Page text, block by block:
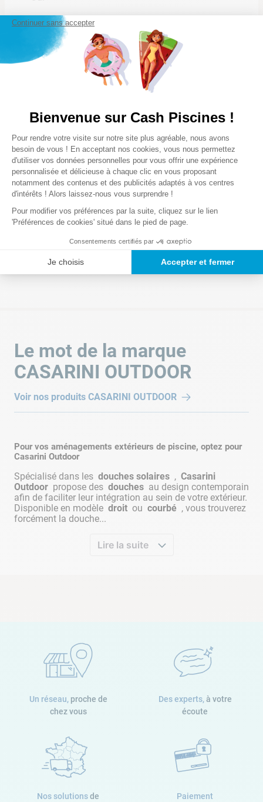
Lire la suite
Mitigeur
Non
Les plus
Rince pied est incorporé
Kit Fixation
Pommeau de douche orientable Robinet
mitigeur Rince-pieds Kit fixation
Notre satisfaction, la votre
Avis clients
Chargement de la synthèse…
Veuillez vous connecter pour écrire un avis.
Le plus récent
Chargement des avis…
Le mot de la marque
CASARINI OUTDOOR
Voir nos produits CASARINI OUTDOOR
Pour vos aménagements extérieurs de piscine, optez pour
Casarini Outdoor
Spécialisé dans les douches solaires , Casarini
Outdoor propose des douches au design contemporain
afin de faciliter leur intégration au sein de votre extérieur.
Disponible en modèle droit ou courbé , vous trouverez
forcément la douche...
Lire la suite
Un réseau, proche de
chez vous
Des experts, à votre
écoute
Nos solutionsde
Paiement
Continuer sans accepter
Bienvenue sur Cash Piscines !
Plateforme de Gestion du
Pour rendre votre visite sur notre site plus agréable, nous avons
besoin de vous ! En acceptant nos cookies, vous nous permettez
d'utiliser vos données personnelles pour vous offrir une expérience
personnalisée et délicieuse à chaque clic en vous proposant
notamment des contenus et des publicités adaptés à vos centres
d'intérêts ! Alors laissez-nous vous surprendre !
Pour modifier vos préférences par la suite, cliquez sur le lien
'Préférences de cookies' situé dans le pied de page.
Consentements certifiés par
Je choisis Accepter et fermer
Axeptio consent